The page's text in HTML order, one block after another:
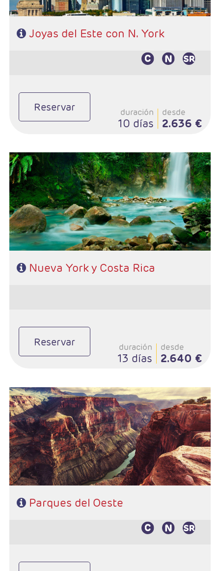
Joyas del Este con N. York
Reservar duración
10 días
desde
2.636 €
- Salidas: Diarias
- Ruta: 4 noches (ampliables) Nueva York + 7 noches
Costa Rica
- Categoría hotelera: A su elección
- Régimen: A su elección
- A destacar: Incluye traslados y Alto y Bajo Manhatan
Nueva York y Costa Rica
Reservar duración
13 días
desde
2.640 €
- Salida: Miercoles
- Ruta: Los Angeles - Grand Canyon - Monument Valley
- Page - antelope - Bryce Canyon - Zion - Las Vegas
- Categoría hotelera: Standard
- Régimen: Alojamiento y desayuno
Parques del Oeste